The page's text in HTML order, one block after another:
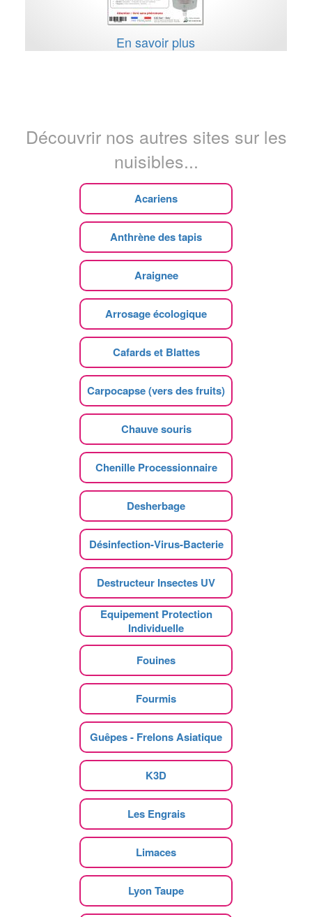
En savoir plus
Découvrir nos autres sites sur les
nuisibles...
Acariens
Anthrène des tapis
Araignee
Arrosage écologique
Cafards et Blattes
Carpocapse (vers des fruits)
Chauve souris
Chenille Processionnaire
Desherbage
Désinfection-Virus-Bacterie
Destructeur Insectes UV
Equipement Protection
Individuelle
Fouines
Fourmis
Guêpes - Frelons Asiatique
K3D
Les Engrais
Limaces
Lyon Taupe